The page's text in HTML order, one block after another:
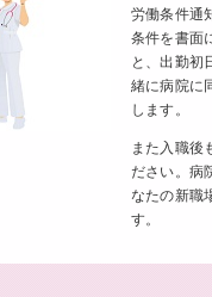
労働条件通
条件を書面
と、出勤初
緒に病院に
します。
また入職後
ださい。病
なたの新職
す。